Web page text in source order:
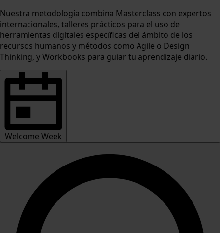
Nuestra metodología combina Masterclass con expertos
internacionales, talleres prácticos para el uso de
herramientas digitales específicas del ámbito de los
recursos humanos y métodos como Agile o Design
Thinking, y Workbooks para guiar tu aprendizaje diario.
Welcome Week